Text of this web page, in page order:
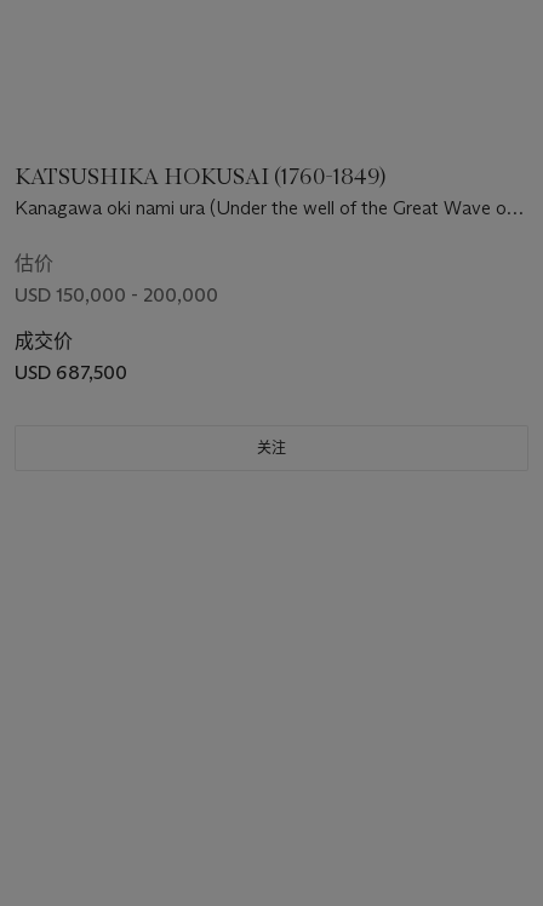
KATSUSHIKA HOKUSAI (1760-1849)
Kanagawa oki nami ura (Under the well of the Great Wave off
估价
USD 150,000 - 200,000
成交价
USD 687,500
关注